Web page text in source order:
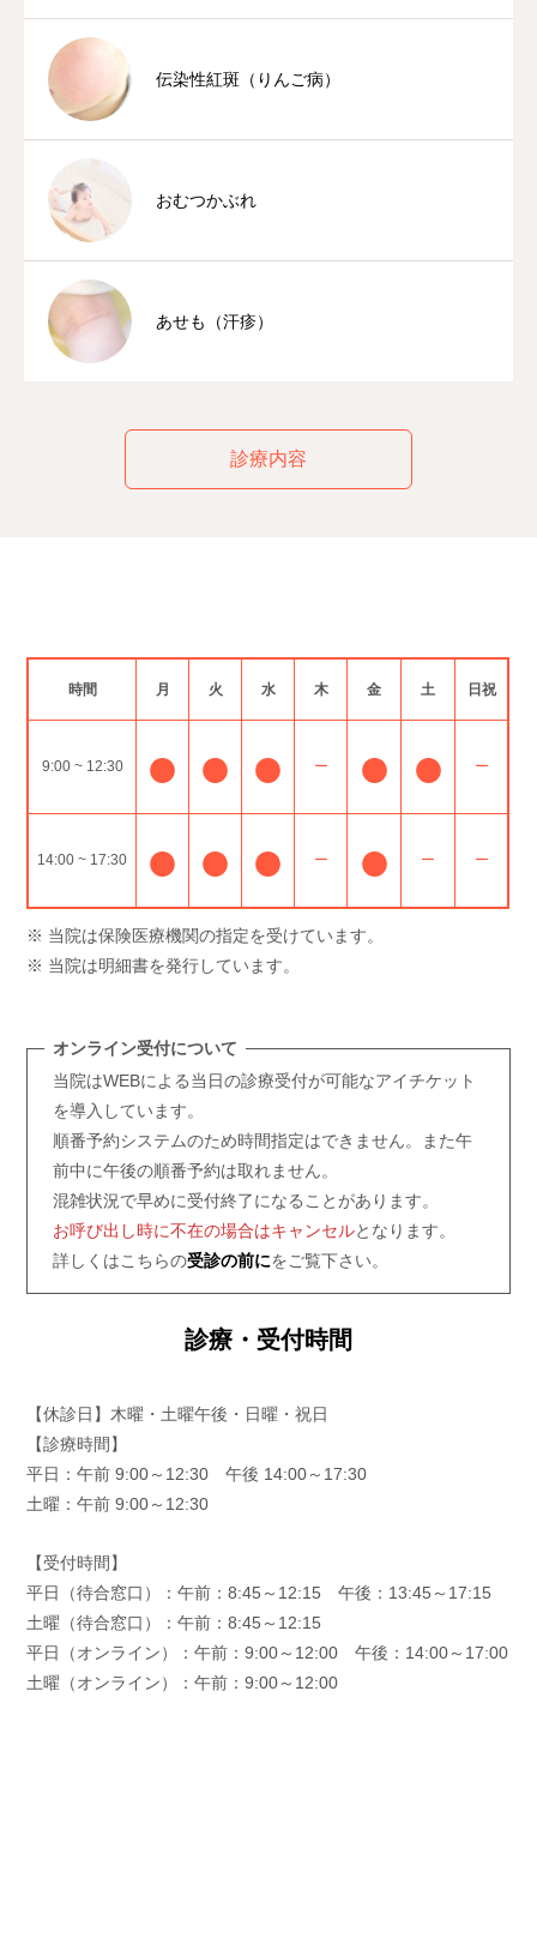
伝染性紅斑（りんご病）
おむつかぶれ
あせも（汗疹）
診療内容
診療・受付時間
【休診日】木曜・土曜午後・日曜・祝日
【診療時間】
平日：午前 9:00～12:30
午後 14:00～17:30
土曜：午前 9:00～12:30
【受付時間】
平日（待合窓口）：午前：8:45～12:15
午後：13:45～17:15
土曜（待合窓口）：午前：8:45～12:15
平日（オンライン）：午前：9:00～12:00
午後：14:00～17:00
土曜（オンライン）：午前：9:00～12:00
時間 月 火 水 木 金 土 日祝
9:00 ~ 12:30 ● ● ● ー ● ● ー
14:00 ~ 17:30 ● ● ● ー ● ー ー
※ 当院は保険医療機関の指定を受けています。
※ 当院は明細書を発行しています。
オンライン受付について
当院はWEBによる当日の診療受付が可能なアイチケット
を導入しています。
順番予約システムのため時間指定はできません。また午
前中に午後の順番予約は取れません。
混雑状況で早めに受付終了になることがあります。
お呼び出し時に不在の場合はキャンセルとなります。
詳しくはこちらの受診の前にをご覧下さい。